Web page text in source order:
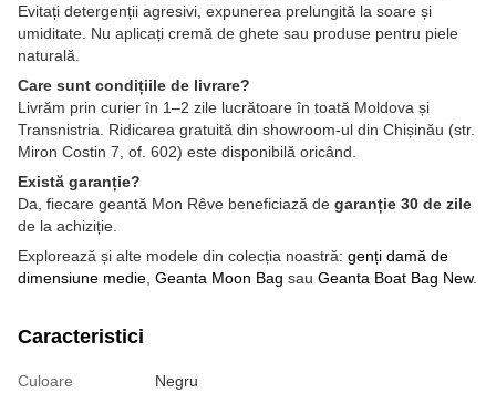
Evitați detergenții agresivi, expunerea prelungită la soare și
umiditate. Nu aplicați cremă de ghete sau produse pentru piele
naturală.
Care sunt condițiile de livrare?
Livrăm prin curier în 1–2 zile lucrătoare în toată Moldova și
Transnistria. Ridicarea gratuită din showroom-ul din Chișinău (str.
Miron Costin 7, of. 602) este disponibilă oricând.
Există garanție?
Da, fiecare geantă Mon Rêve beneficiază de garanție 30 de zile
de la achiziție.
Explorează și alte modele din colecția noastră: genți damă de
dimensiune medie Geanta Moon Bag sau Geanta Boat Bag New.
Caracteristici
Culoare Negru